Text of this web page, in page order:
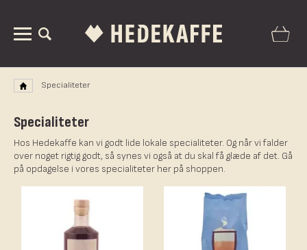
Specialiteter
Specialiteter
Hos Hedekaffe kan vi godt lide lokale specialiteter. Og når vi falder
over noget rigtig godt, så synes vi også at du skal få glæde af det. Gå
på opdagelse i vores specialiteter her på shoppen.